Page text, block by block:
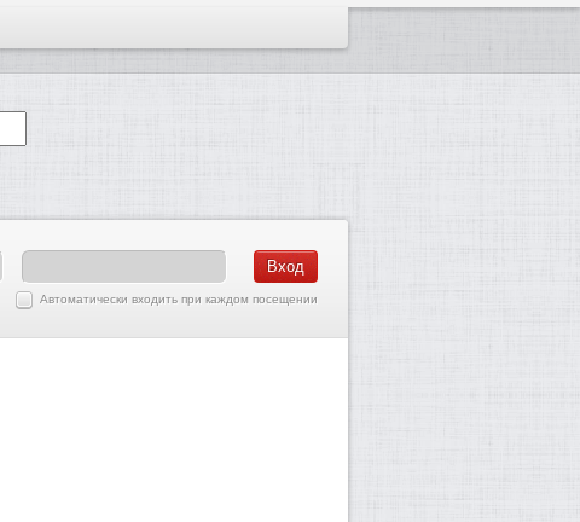
Автоматически входить при каждом посещении